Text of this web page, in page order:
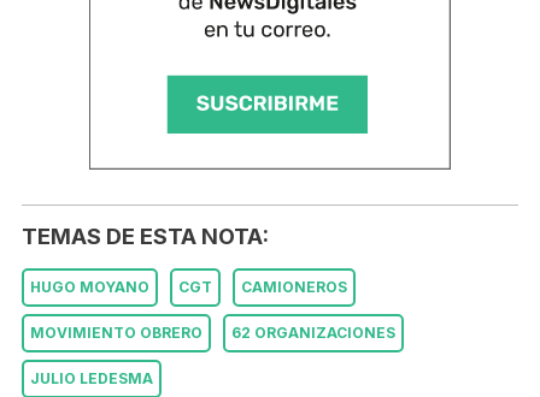
TEMAS DE ESTA NOTA:
HUGO MOYANO CGT CAMIONEROS
MOVIMIENTO OBRERO 62 ORGANIZACIONES
JULIO LEDESMA